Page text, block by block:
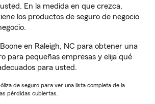
En la medida en que crezca,
los productos de seguro de negocio
en Raleigh, NC para obtener una
para pequeñas empresas y elija qué
para usted.
de seguro para ver una lista completa de la
pérdidas cubiertas.